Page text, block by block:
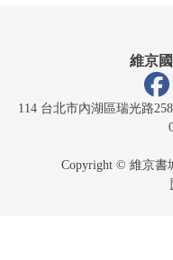
維京
114 台北市內湖區瑞光路
Copyright © 維京書